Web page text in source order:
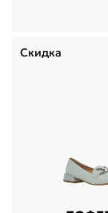
Скидка